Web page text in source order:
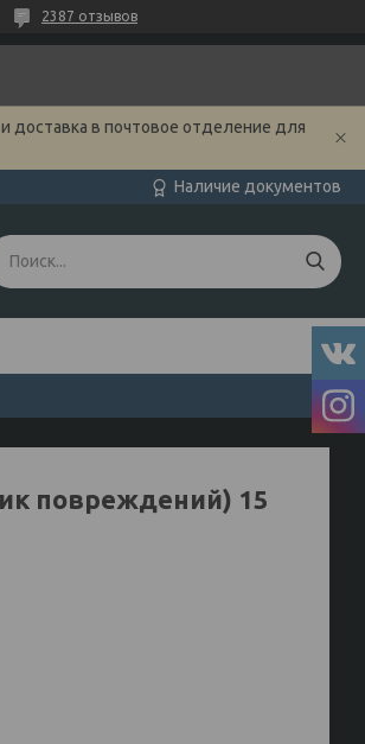
2387 отзывов
доставка в почтовое отделение для
Наличие документов
повреждений) 15